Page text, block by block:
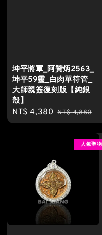
坤平將軍_阿贊炳2563_
坤平59靈_白肉單符管_
大師親簽復刻版【純銀
殼】
Sale
price
NT$ 4,380 Regular
price
NT$ 4,880
人氣聖物